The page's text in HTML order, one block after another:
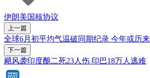
伊朗美国核协议
上一篇
全球6月初平均气温破同期纪录 今年或历
下一篇
飓风袭印度酿二死23人伤 印巴18万人逃难